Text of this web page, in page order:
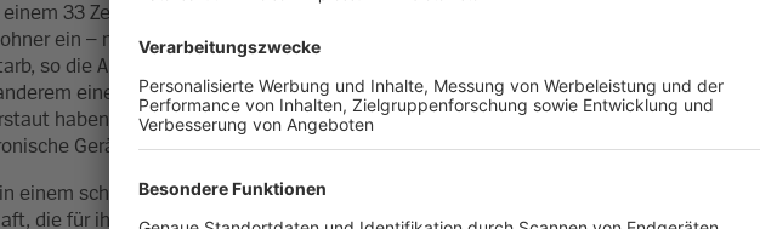
33 Zentimeter langen Messer und ging nach oben. Von hinten stach er
ein – mit einer derartigen Wucht, dass die Messerspitze im Hals des Opfers
so die Anklage. Anschließend ließ er den Mann im Wohnzimmer zurück,
einen Laptop, Schmuck und Silbermünzen. Danach soll er sein Opfer in einen
haben, damit dieser nicht so schnell gefunden werde. Anschließend durchsuchte
Geräte, Kleidung und Uhren. Gegen 15 Uhr verließ er dann laut Anklage das
einem schlichten, blauen T-Shirt gekleidet, verfolgte der 22-Jährige von schmächtiger
die für ihn von einem Dolmetscher übersetzt wurden. Mit leiser Stimme machte er